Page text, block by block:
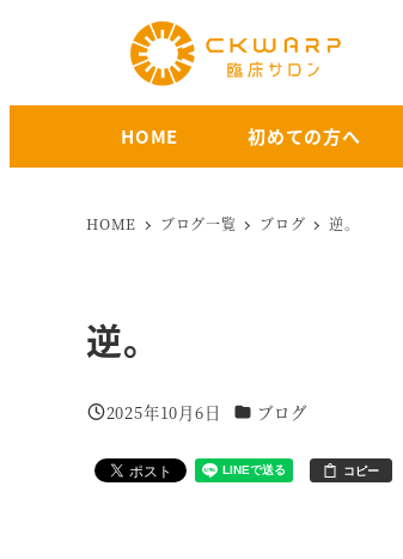
HOME 初めての方へ
HOME ブログ一覧 ブログ 逆。
逆。
投稿日
2025年10月6日 カテゴリー
ブログ
コピー